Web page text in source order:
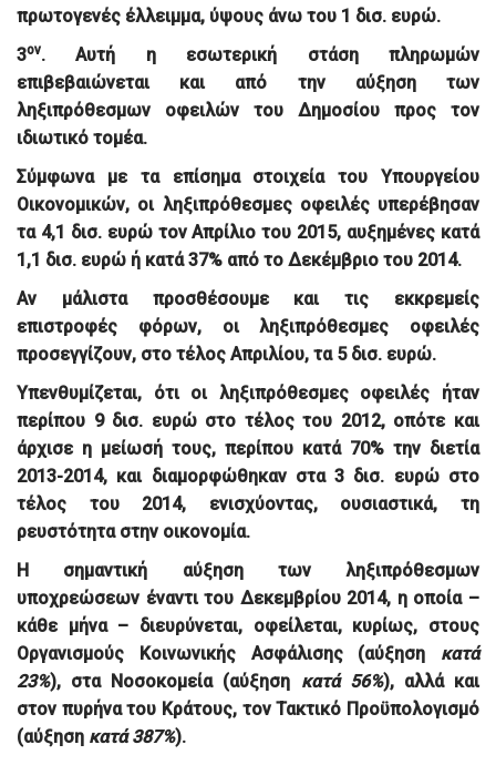
πρωτογενές έλλειμμα, ύψους άνω του 1 δισ. ευρώ.
3ον. Αυτή η εσωτερική στάση πληρωμών
επιβεβαιώνεται και από την αύξηση των
ληξιπρόθεσμων οφειλών του Δημοσίου προς τον
ιδιωτικό τομέα.
Σύμφωνα με τα επίσημα στοιχεία του Υπουργείου
Οικονομικών, οι ληξιπρόθεσμες οφειλές υπερέβησαν
τα 4,1 δισ. ευρώ τον Απρίλιο του 2015, αυξημένες κατά
1,1 δισ. ευρώ ή κατά 37% από το Δεκέμβριο του 2014.
Αν μάλιστα προσθέσουμε και τις εκκρεμείς
επιστροφές φόρων, οι ληξιπρόθεσμες οφειλές
προσεγγίζουν, στο τέλος Απριλίου, τα 5 δισ. ευρώ.
Υπενθυμίζεται, ότι οι ληξιπρόθεσμες οφειλές ήταν
περίπου 9 δισ. ευρώ στο τέλος του 2012, οπότε και
άρχισε η μείωσή τους, περίπου κατά 70% την διετία
2013-2014, και διαμορφώθηκαν στα3 δισ. ευρώ στο
τέλος του 2014, ενισχύοντας, ουσιαστικά, τη
ρευστότητα στην οικονομία.
Η σημαντική αύξηση των ληξιπρόθεσμων
υποχρεώσεων έναντι του Δεκεμβρίου 2014, η οποία –
κάθε μήνα – διευρύνεται, οφείλεται, κυρίως, στους
Οργανισμούς Κοινωνικής Ασφάλισης(αύξηση κατά
23%), στα Νοσοκομεία(αύξηση κατά 56%), αλλά και
στον πυρήνα του Κράτους, τον Τακτικό Προϋπολογισμό
(αύξηση κατά 387%).